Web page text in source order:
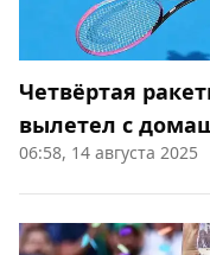
Четвёртая
вылетел с
06:58, 14 августа 2025